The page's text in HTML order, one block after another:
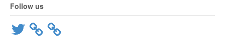
Follow us
Twitter